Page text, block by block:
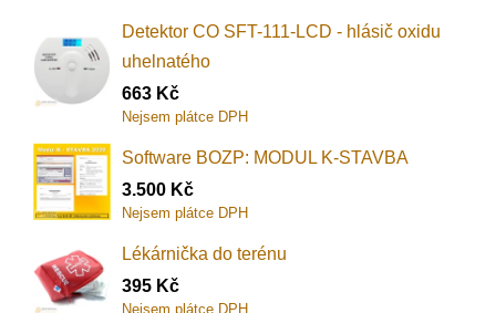
Detektor CO SFT-111-LCD - hlásič oxidu
uhelnatého
663 Kč
Nejsem plátce DPH
Software BOZP: MODUL K-STAVBA
3.500 Kč
Nejsem plátce DPH
Lékárnička do terénu
395 Kč
Nejsem plátce DPH